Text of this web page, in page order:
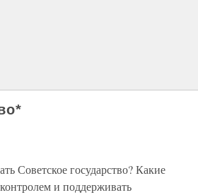
Советское государство? Какие
и поддерживать